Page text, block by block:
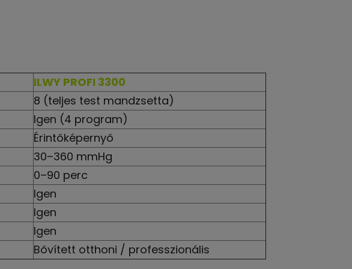
ILWY PROFI 3300
8 (teljes test mandzsetta)
Igen (4 program)
Érintőképernyő
30–360 mmHg
0–90 perc
Igen
Igen
Igen
Bővített otthoni / professzionális